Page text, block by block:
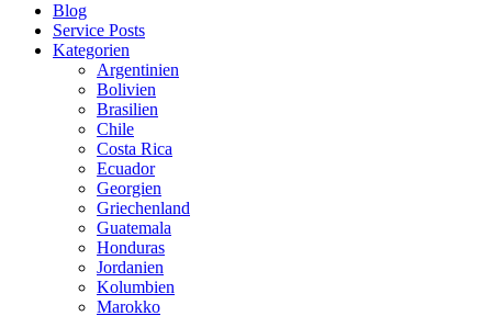
Blog
Service Posts
Kategorien
Argentinien
Bolivien
Brasilien
Chile
Costa Rica
Ecuador
Georgien
Griechenland
Guatemala
Honduras
Jordanien
Kolumbien
Marokko